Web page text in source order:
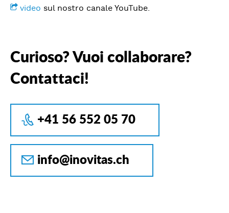
video sul nostro canale YouTube.
Curioso? Vuoi collaborare?
Contattaci!
+41 56 552 05 70
info@inovitas.ch